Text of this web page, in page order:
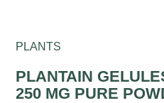
PLANTS
PLANTAIN
250 MG PURE